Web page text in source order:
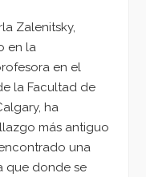
Zalenitsky,
en la
en el
la Facultad de
ha
más antiguo
una
que donde se